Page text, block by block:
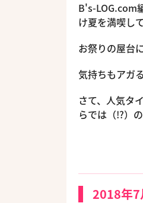
B's-LOG.com
け夏を満喫し
お祭りの屋台
気持ちもアガ
さて、人気タ
らでは（!?）
2018年7